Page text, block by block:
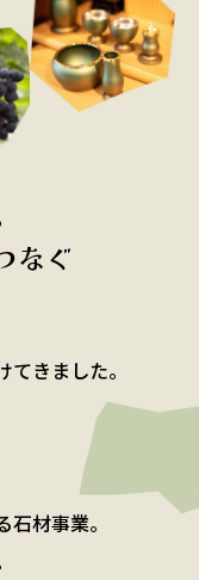
なぐ
きました。
材事業。